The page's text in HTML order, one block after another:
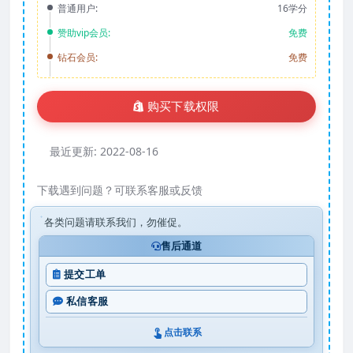
普通用户:
16学分
赞助vip会员:
免费
钻石会员:
免费
购买下载权限
最近更新: 2022-08-16
下载遇到问题？可联系客服或反馈
各类问题请联系我们，勿催促。
售后通道
提交工单
私信客服
点击联系